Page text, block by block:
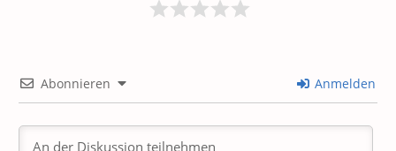
Abonnieren Anmelden